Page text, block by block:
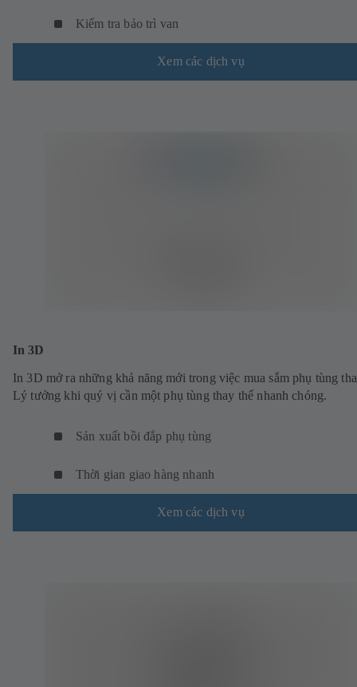
Kiểm tra bảo trì van
Xem các dịch vụ
In 3D
In 3D mở ra những khả năng mới trong việc mua sắm phụ tùng
Lý tưởng khi quý vị cần một phụ tùng thay thế nhanh chóng.
Sản xuất bồi đắp phụ tùng
Thời gian giao hàng nhanh
Xem các dịch vụ